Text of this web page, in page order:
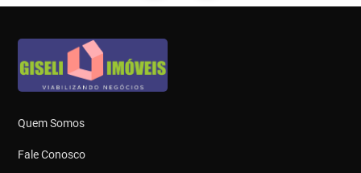
Quem Somos
Fale Conosco